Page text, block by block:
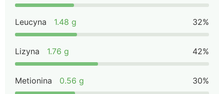
Leucyna 1.48 g 32%
Lizyna 1.76 g 42%
Metionina 0.56 g 30%